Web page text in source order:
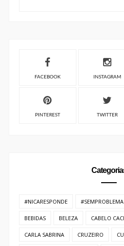
FACEBOOK INSTAGRAM
PINTEREST TWITTER
#NICARESPONDE #SEMPROBLEMA
BEBIDAS BELEZA CABELO
CARLA SABRINA CRUZEIRO